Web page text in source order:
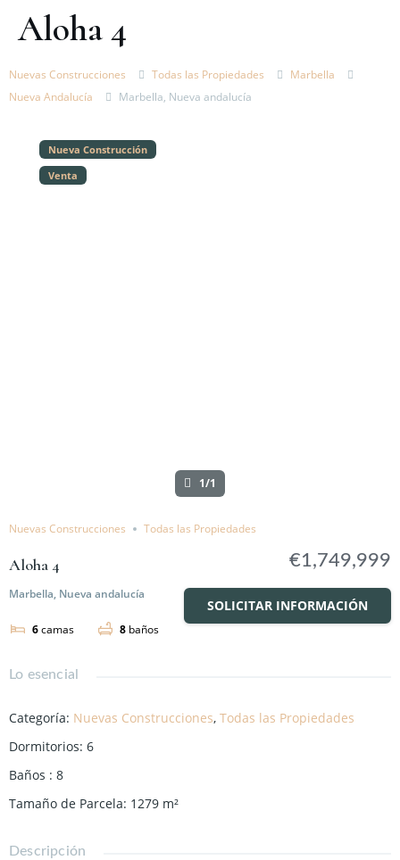
Aloha 4
Nuevas Construcciones Todas las Propiedades
Marbella
Nueva Andalucía
Marbella, Nueva andalucía
Nueva Construcción
Venta
1/1
Nuevas Construcciones Todas las Propiedades
Aloha 4
Marbella, Nueva andalucía
6camas 8 baños
€1,749,999
SOLICITAR INFORMACIÓN
Lo esencial
Categoría: Nuevas Construcciones, Todas las Propiedades
Dormitorios: 6
Baños : 8
Tamaño de Parcela: 1279 m²
Descripción